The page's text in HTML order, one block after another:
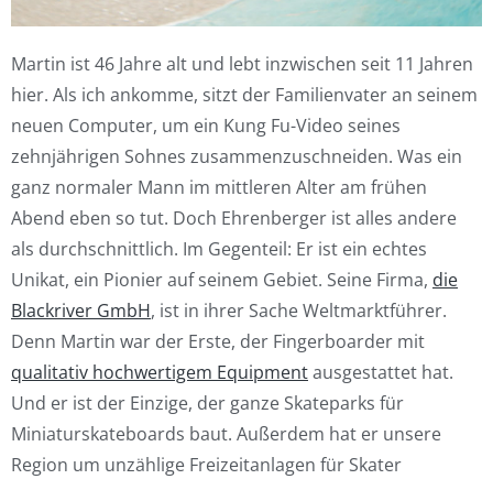
Martin ist 46 Jahre alt und lebt inzwischen seit 11 Jahren
hier. Als ich ankomme, sitzt der Familienvater an seinem
neuen Computer, um ein Kung Fu-Video seines
zehnjährigen Sohnes zusammenzuschneiden. Was ein
ganz normaler Mann im mittleren Alter am frühen
Abend eben so tut. Doch Ehrenberger ist alles andere
als durchschnittlich. Im Gegenteil: Er ist ein echtes
Unikat, ein Pionier auf seinem Gebiet. Seine Firma, die
Blackriver GmbH, ist in ihrer Sache Weltmarktführer.
Denn Martin war der Erste, der Fingerboarder mit
qualitativ hochwertigem Equipmentausgestattet hat.
Und er ist der Einzige, der ganze Skateparks für
Miniaturskateboards baut. Außerdem hat er unsere
Region um unzählige Freizeitanlagen für Skater